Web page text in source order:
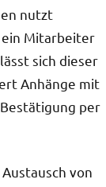
nutzt
ein Mitarbeiter
sich dieser
Anhänge mit
per
von